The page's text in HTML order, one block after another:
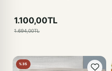
1.100,00TL
1.694,00TL
%35